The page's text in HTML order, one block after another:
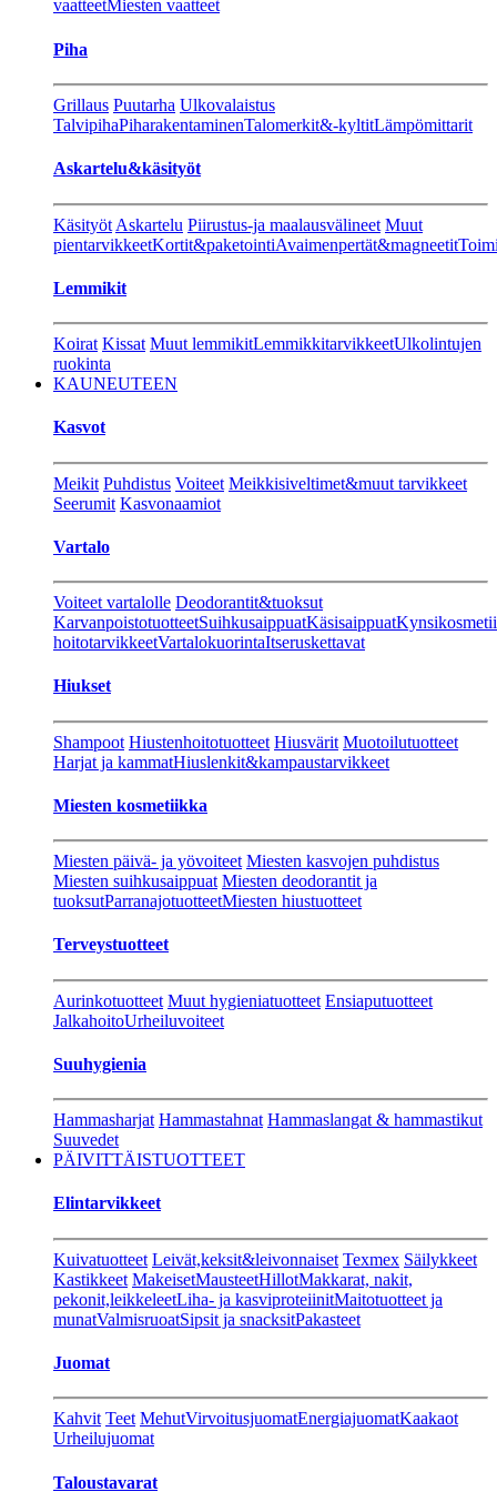
vaatteetMiesten vaatteet
Piha
Grillaus Puutarha Ulkovalaistus
TalvipihaPiharakentaminenTalomerkit&-kyltitLämpömittarit
Askartelu&käsityöt
Käsityöt Askartelu Piirustus-ja maalausvälineet Muut
pientarvikkeetKortit&paketointiAvaimenpertät&magneetit
Lemmikit
Koirat Kissat Muut lemmikitLemmikkitarvikkeetUlkolintujen
ruokinta
KAUNEUTEEN
Kasvot
Meikit Puhdistus Voiteet Meikkisiveltimet&muut tarvikkeet
Seerumit Kasvonaamiot
Vartalo
Voiteet vartalolle Deodorantit&tuoksut
KarvanpoistotuotteetSuihkusaippuatKäsisaippuat
hoitotarvikkeetVartalokuorintaItseruskettavat
Hiukset
Shampoot Hiustenhoitotuotteet Hiusvärit Muotoilutuotteet
Harjat ja kammatHiuslenkit&kampaustarvikkeet
Miesten kosmetiikka
Miesten päivä- ja yövoiteet Miesten kasvojen puhdistus
Miesten suihkusaippuat Miesten deodorantit ja
tuoksutParranajotuotteetMiesten hiustuotteet
Terveystuotteet
Aurinkotuotteet Muut hygieniatuotteet Ensiaputuotteet
JalkahoitoUrheiluvoiteet
Suuhygienia
Hammasharjat Hammastahnat Hammaslangat & hammastikut
Suuvedet
PÄIVITTÄISTUOTTEET
Elintarvikkeet
Kuivatuotteet Leivät,keksit&leivonnaiset Texmex Säilykkeet
Kastikkeet MakeisetMausteetHillotMakkarat, nakit,
pekonit,leikkeleetLiha- ja kasviproteiinitMaitotuotteet ja
munatValmisruoatSipsit ja snacksitPakasteet
Juomat
Kahvit Teet MehutVirvoitusjuomatEnergiajuomatKaakaot
Urheilujuomat
Taloustavarat